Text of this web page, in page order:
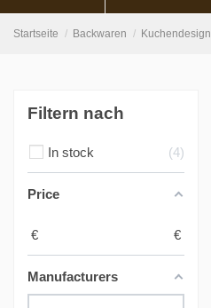
Startseite Backwaren Kuchendesign
Filtern nach
In stock 4
Price
€ €
Manufacturers